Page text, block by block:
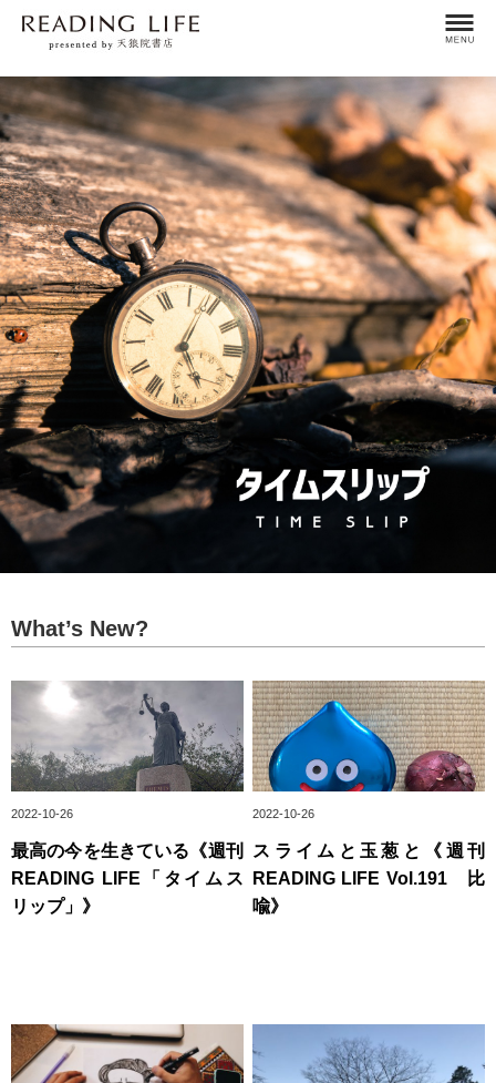
What’s New?
2022-10-26
最高の今を生きている《週刊
READING LIFE「タイムス
リップ」》
2022-10-26
スライムと玉葱と《週刊
READING LIFE Vol.191 比
喩》